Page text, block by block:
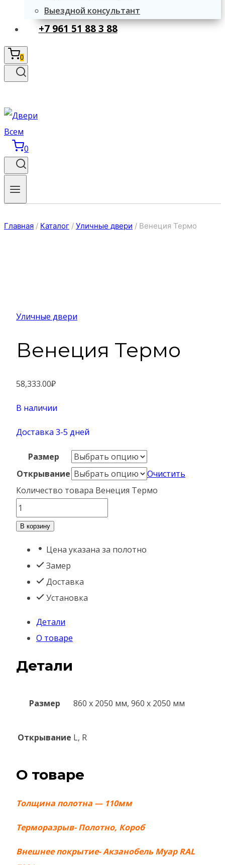
Выездной консультант
+7 961 51 88 3 88
0
0
Главная / Каталог / Уличные двери / Венеция Термо
Уличные двери
Венеция Термо
58,333.00₽
В наличии
Доставка 3-5 дней
Размер
Открывание
Очистить
Количество товара Венеция Термо
В корзину
Цена указана за полотно
Замер
Доставка
Установка
Детали
О товаре
Детали
Размер 860 х 2050 мм, 960 х 2050 мм
Открывание L, R
О товаре
Толщина полотна — 110мм
Терморазрыв- Полотно, Короб
Внешнее покрытие- Акзанобель Муар RAL